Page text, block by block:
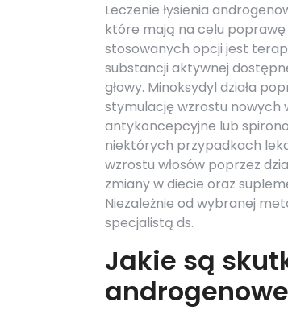
Leczenie łysienia
które mają na celu poprawę
stosowanych opcji jest
substancji aktywnej
głowy. Minoksydyl działa
stymulację wzrostu nowych
antykoncepcyjne lub
niektórych przypadkach
wzrostu włosów poprzez
zmiany w diecie oraz
Niezależnie od wybranej
specjalistą ds.
Jakie są